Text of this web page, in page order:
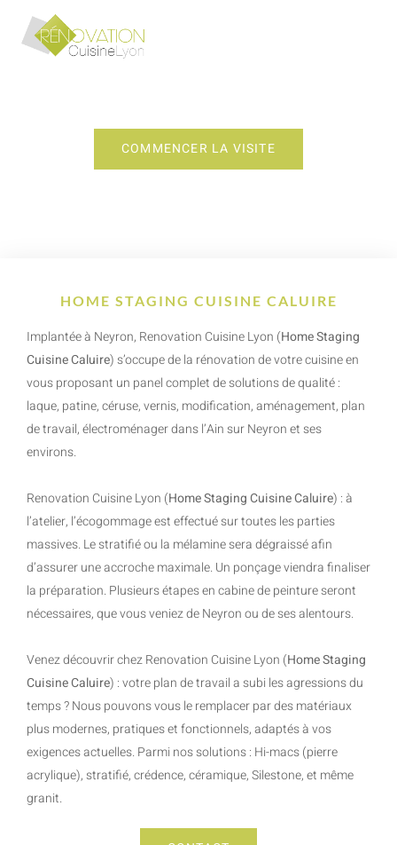
COMMENCER LA VISITE
HOME STAGING CUISINE CALUIRE
Implantée à Neyron, Renovation Cuisine Lyon (Home Staging
Cuisine Caluire) s’occupe de la rénovation de votre cuisine en
vous proposant un panel complet de solutions de qualité :
laque, patine, céruse, vernis, modification, aménagement, plan
de travail, électroménager dans l’Ain sur Neyron et ses
environs.
Renovation Cuisine Lyon (Home Staging Cuisine Caluire) : à
l’atelier, l’écogommage est effectué sur toutes les parties
massives. Le stratifié ou la mélamine sera dégraissé afin
d’assurer une accroche maximale. Un ponçage viendra finaliser
la préparation. Plusieurs étapes en cabine de peinture seront
nécessaires, que vous veniez de Neyron ou de ses alentours.
Venez découvrir chez Renovation Cuisine Lyon (Home Staging
Cuisine Caluire) : votre plan de travail a subi les agressions du
temps ? Nous pouvons vous le remplacer par des matériaux
plus modernes, pratiques et fonctionnels, adaptés à vos
exigences actuelles. Parmi nos solutions : Hi-macs (pierre
acrylique), stratifié, crédence, céramique, Silestone, et même
granit.